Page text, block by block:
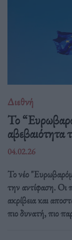
Διεθνή
Το
αβεβαιότητα
04.02.26
Το νέο
την αντίφαση. Oι
ακρίβεια και
πιο δυνατή, πιο